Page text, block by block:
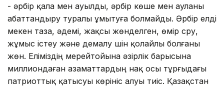
- әрбір қала мен ауылды, әрбір көше мен ауланы
абаттандыру туралы ұмытуға болмайды. Әрбір елді
мекен таза, әдемі, жақсы жөнделген, өмір сүру,
жұмыс істеу және демалу үшін қолайлы болғаны
жөн. Еліміздің мерейтойына әзірлік барысына
миллиондаған азаматтардың нақ осы тұрғыдағы
патриоттық қатысуы көрініс алуы тиіс. Қазақстан